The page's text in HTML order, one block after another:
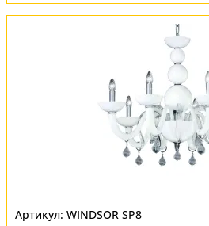
WINDSOR SP8